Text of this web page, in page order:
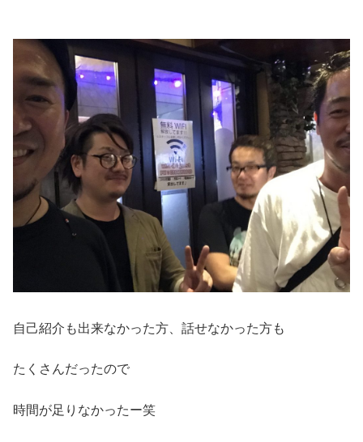
自己紹介も出来なかった方、話せなかった方も
たくさんだったので
時間が足りなかったー笑